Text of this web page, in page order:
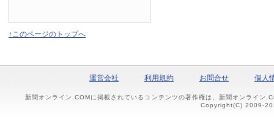
↑このページのトップへ
運営会社 利用規約 お問合せ 個人
新聞オンライン.COMに掲載されているコンテンツの著作権は、新聞オンライン
Copyright(C) 2009-